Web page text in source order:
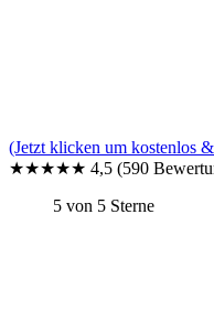
(Jetzt klicken um kostenlos
★★★★★ 4,5 (590
5 von 5 Sterne